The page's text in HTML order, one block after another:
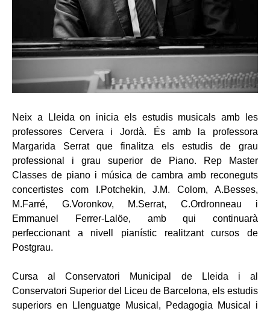
Neix a Lleida on inicia els estudis musicals amb les
professores Cervera i Jordà. És amb la professora
Margarida Serrat que finalitza els estudis de grau
professional i grau superior de Piano. Rep Master
Classes de piano i música de cambra amb reconeguts
concertistes com I.Potchekin, J.M. Colom, A.Besses,
M.Farré, G.Voronkov, M.Serrat, C.Ordronneau i
Emmanuel Ferrer-Lalöe, amb qui continuarà
perfeccionant a nivell pianístic realitzant cursos de
Postgrau.
Cursa al Conservatori Municipal de Lleida i al
Conservatori Superior del Liceu de Barcelona, els estudis
superiors en Llenguatge Musical, Pedagogia Musical i